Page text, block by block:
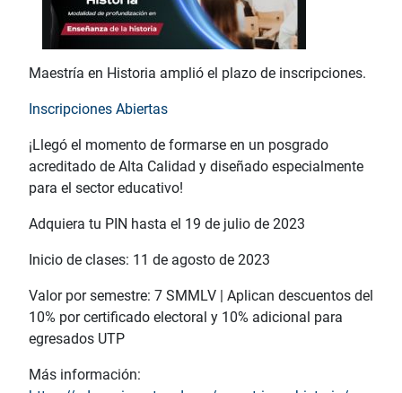
Maestría en Historia amplió el plazo de inscripciones.
Inscripciones Abiertas
¡Llegó el momento de formarse en un posgrado
acreditado de Alta Calidad y diseñado especialmente
para el sector educativo!
Adquiera tu PIN hasta el 19 de julio de 2023
Inicio de clases: 11 de agosto de 2023
Valor por semestre: 7 SMMLV | Aplican descuentos del
10% por certificado electoral y 10% adicional para
egresados UTP
Más información: